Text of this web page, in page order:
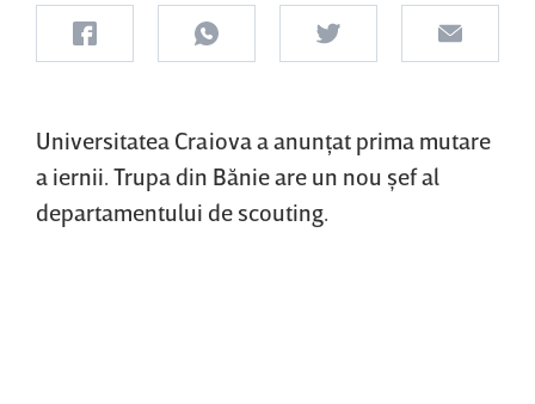
Universitatea Craiova a anunţat prima mutare
a iernii. Trupa din Bănie are un nou şef al
departamentului de scouting.